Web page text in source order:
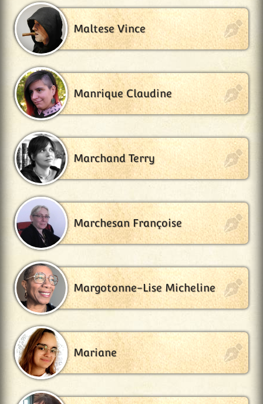
Maltese Vince
Manrique Claudine
Marchand Terry
Marchesan Françoise
Margotonne-Lise Micheline
Mariane